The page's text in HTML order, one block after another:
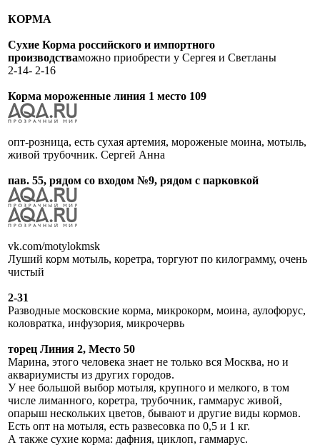
КОРМА
Сухие Корма российского и импортного
производстваможно приобрести у Сергея и Светланы
2-14- 2-16
Корма мороженные линия 1 место 109
опт-розница, есть сухая артемия, мороженые моина, мотыль,
живой трубочник. Сергей Анна
пав. 55, рядом со входом №9, рядом с парковкой
vk.com/motylokmsk
Луший корм мотыль, коретра, торгуют по килограмму, очень
чистый
2-31
Разводные московские корма, микрокорм, моина, аулофорус,
коловратка, инфузория, микрочервь
торец Линия 2, Место 50
Марина, этого человека знает не только вся Москва, но и
аквариумисты из других городов.
У нее большой выбор мотыля, крупного и мелкого, в том
числе лиманного, коретра, трубочник, гаммарус живой,
опарыш нескольких цветов, бывают и другие виды кормов.
Есть опт на мотыля, есть развесовка по 0,5 и 1 кг.
А также сухие корма: дафния, циклоп, гаммарус.